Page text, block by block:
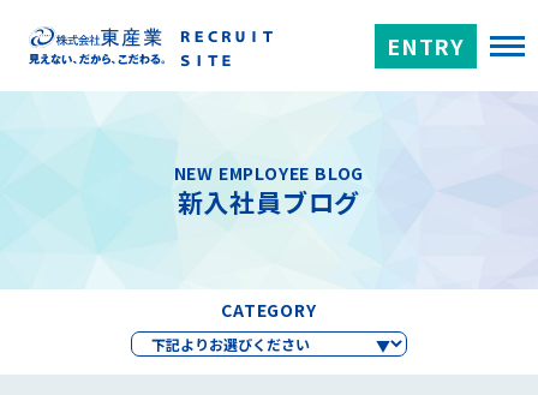
ENTRY
NEW EMPLOYEE BLOG
新入社員ブログ
CATEGORY